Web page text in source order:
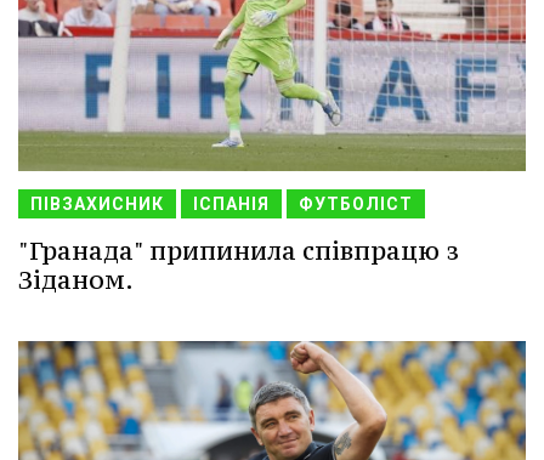
ПІВЗАХИСНИК ІСПАНІЯ ФУТБОЛІСТ
"Гранада" припинила співпрацю з
Зіданом.